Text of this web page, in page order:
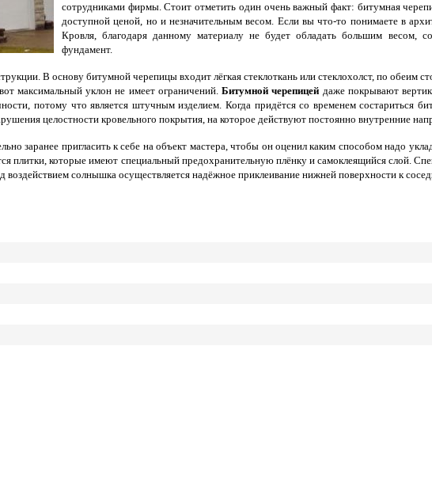
сотрудниками фирмы. Стоит отметить один очень важный факт: битумная
доступной ценой, но и незначительным весом. Если вы что-то понимаете в
Кровля, благодаря данному материалу не будет обладать большим весом,
фундамент.
В основу битумной черепицы входит лёгкая стеклоткань или стеклохолст, по
максимальный уклон не имеет ограничений.Битумной черепицей даже покрывают
потому что является штучным изделием. Когда придётся со временем состариться
целостности кровельного покрытия, на которое действуют постоянно внутренние
заранее пригласить к себе на объект мастера, чтобы он оценил каким способом надо
плитки, которые имеют специальный предохранительную плёнку и самоклеящийся слой.
воздействием солнышка осуществляется надёжное приклеивание нижней поверхности к